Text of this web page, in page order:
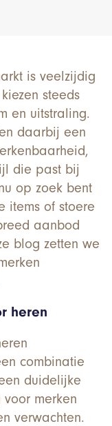
is veelzijdig
steeds
en uitstraling.
daarbij een
die past bij
op zoek bent
items of stoere
aanbod
blog zetten we
heren
combinatie
duidelijke
merken
verwachten.